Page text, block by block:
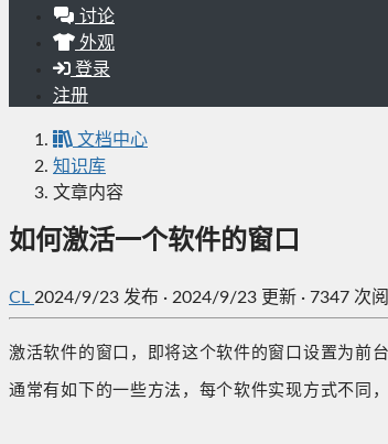
讨论
外观
登录
注册
文档中心
知识库
文章内容
如何激活一个软件的窗口
CL 2024/9/23 发布 · 2024/9/23 更新 · 7347 次
激活软件的窗口，即将这个软件的窗口设置为前
通常有如下的一些方法，每个软件实现方式不同